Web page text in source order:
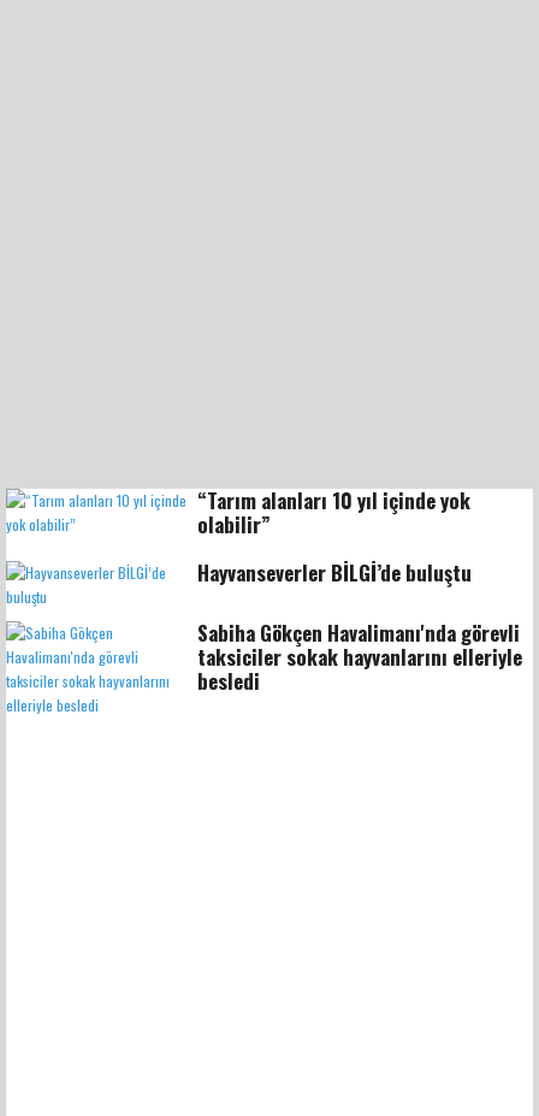
“Tarım alanları 10 yıl içinde yok
olabilir”
Hayvanseverler BİLGİ’de buluştu
Sabiha Gökçen Havalimanı'nda görevli
taksiciler sokak hayvanlarını elleriyle
besledi